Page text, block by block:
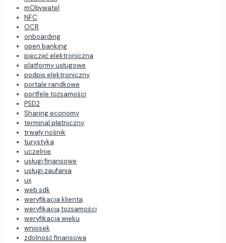
mObywatel
NFC
OCR
onboarding
open banking
pieczęć elektroniczna
platformy usługowe
podpis elektroniczny
portale randkowe
portfele tożsamości
PSD2
Sharing economy
terminal płatniczny
trwały nośnik
turystyka
uczelnie
usługi finansowe
usługi zaufania
ux
web sdk
weryfikacja klienta
weryfikacją tożsamości
weryfikacja wieku
wniosek
zdolność finansowa